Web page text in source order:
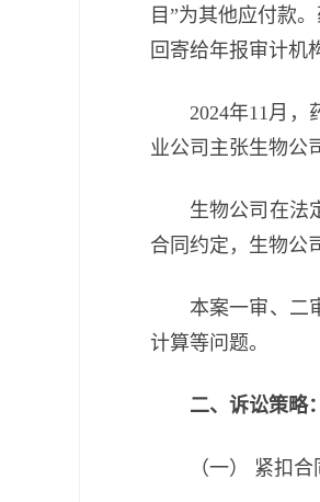
目”为其他应付款
回寄给年报审计机
2024年11月
业公司主张生物公
生物公司在法
合同约定，生物公
本案一审、二
计算等问题。
二、诉讼策略
（一） 紧扣